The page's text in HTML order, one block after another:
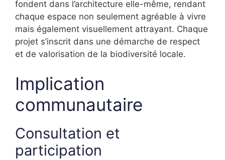
fondent dans l’architecture elle-même, rendant
chaque espace non seulement agréable à vivre
mais également visuellement attrayant. Chaque
projet s’inscrit dans une démarche de respect
et de valorisation de la biodiversité locale.
Implication
communautaire
Consultation et
participation